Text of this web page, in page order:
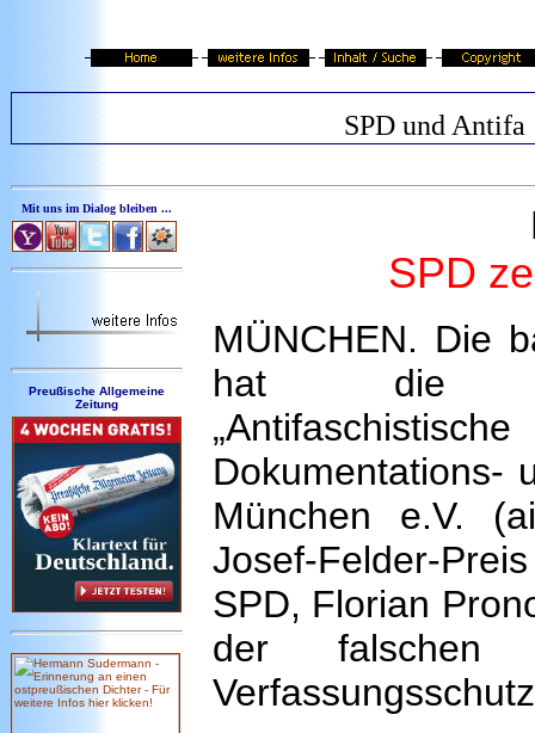
SPD und Antifa
Mit uns im Dialog bleiben ...
Preußische Allgemeine
Zeitung
SPD
MÜNCHEN. Die
hat die
Dokumentations-
München e.V.
Josef-Felder-
SPD, Florian
der falschen